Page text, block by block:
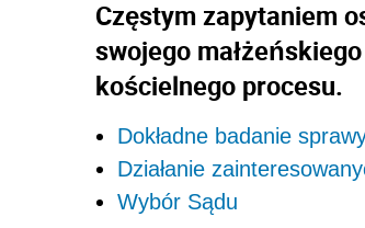
Częstym zapytaniem
swojego
kościelnego procesu.
Dokładne badanie
Działanie
Wybór Sądu